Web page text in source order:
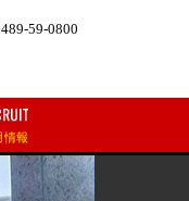
59-0800
情報